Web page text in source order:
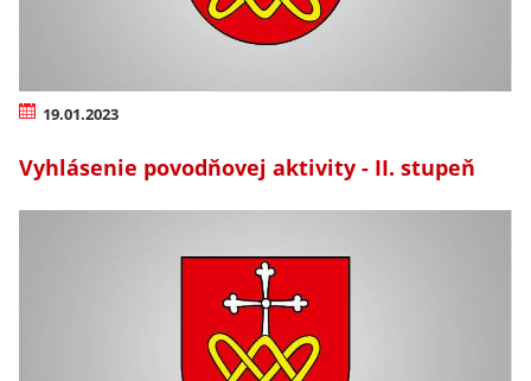
19.01.2023
Vyhlásenie povodňovej aktivity - II. stupeň